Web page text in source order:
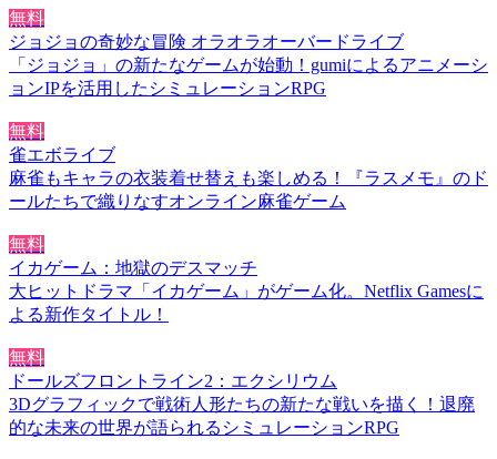
無料
ジョジョの奇妙な冒険 オラオラオーバードライブ
「ジョジョ」の新たなゲームが始動！gumiによるアニメーシ
ョンIPを活用したシミュレーションRPG
無料
雀エボライブ
麻雀もキャラの衣装着せ替えも楽しめる！『ラスメモ』のド
ールたちで織りなすオンライン麻雀ゲーム
無料
イカゲーム：地獄のデスマッチ
大ヒットドラマ「イカゲーム」がゲーム化。Netflix Gamesに
よる新作タイトル！
無料
ドールズフロントライン2：エクシリウム
3Dグラフィックで戦術人形たちの新たな戦いを描く！退廃
的な未来の世界が語られるシミュレーションRPG